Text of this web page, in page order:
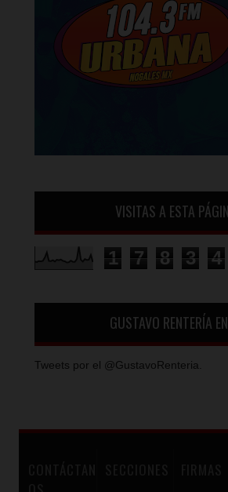
VISITAS A ESTA
1 7 8 3 4
GUSTAVO RENTERÍA
Tweets por el @GustavoRenteria.